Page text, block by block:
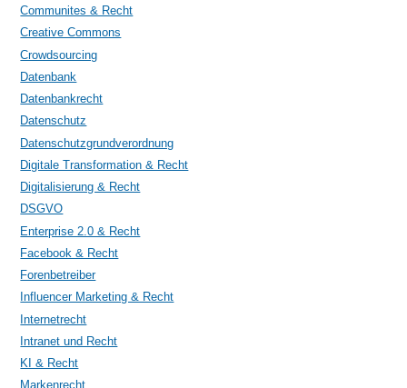
Communites & Recht
Creative Commons
Crowdsourcing
Datenbank
Datenbankrecht
Datenschutz
Datenschutzgrundverordnung
Digitale Transformation & Recht
Digitalisierung & Recht
DSGVO
Enterprise 2.0 & Recht
Facebook & Recht
Forenbetreiber
Influencer Marketing & Recht
Internetrecht
Intranet und Recht
KI & Recht
Markenrecht